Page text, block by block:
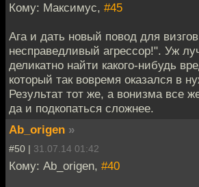
Кому: Максимус, #45
Ага и дать новый повод для
несправедливый агрессор!". Уж
деликатно найти какого-нибудь
который так вовремя оказался в
Результат тот же, а вонизма все
да и подкопаться сложнее.
Ab_origen »
#50 | 31.07.14 01:42
Кому: Ab_origen, #40